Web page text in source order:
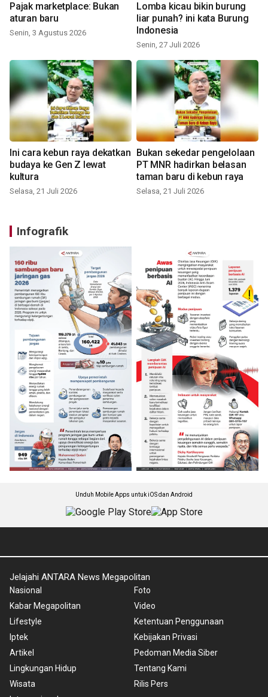
Pajak marketplace: Bukan
aturan baru
Senin, 3 Agustus 2026
Lomba kicau bikin burung
liar punah? ini kata Burung
Indonesia
Senin, 27 Juli 2026
Ini cara kebun raya dekatkan
budaya ke Gen Z lewat
kultura
Selasa, 21 Juli 2026
Bukan sekedar pengelolaan
PT MNR hadirkan belasan
taman baru di kebun raya
Selasa, 21 Juli 2026
Infografik
Unduh Mobile Apps untuk iOS dan Android
Jelajahi ANTARA News Megapolitan
Nasional
Kabar Megapolitan
Lifestyle
Iptek
Artikel
Lingkungan Hidup
Wisata
Foto
Video
Ketentuan Penggunaan
Kebijakan Privasi
Pedoman Media Siber
Tentang Kami
Rilis Pers